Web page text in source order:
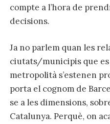
compte a l’hora de
decisions.
Ja no parlem quan les
ciutats/municipis que es
metropolità s’estenen
porta el cognom de
se a les dimensions,
Catalunya. Perquè, on